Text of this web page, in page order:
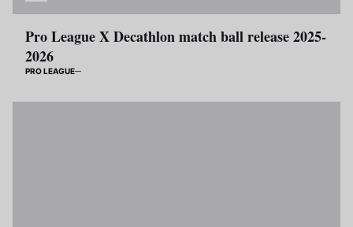
Pro League X Decathlon match ball release 2025-
2026
PRO LEAGUE